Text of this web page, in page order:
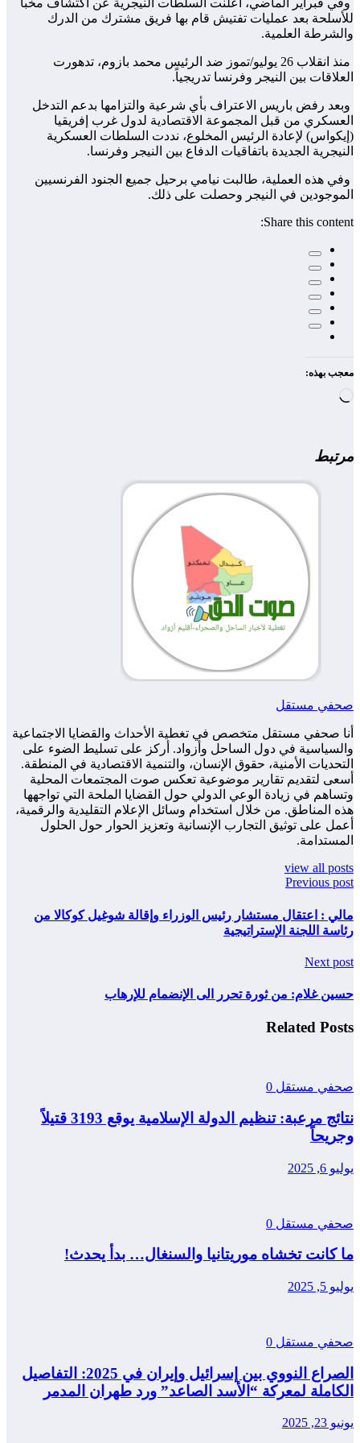
للأسلحة بعد عمليات تفتيش قام بها فريق مشترك من الدرك
والشرطة العلمية.
منذ انقلاب 26 يوليو/تموز ضد الرئيس محمد بازوم، تدهورت
العلاقات بين النيجر وفرنسا تدريجياً.
وبعد رفض باريس الاعتراف بأي شرعية والتزامها بدعم التدخل
العسكري من قبل المجموعة الاقتصادية لدول غرب إفريقيا
(إيكواس) لإعادة الرئيس المخلوع، نددت السلطات العسكرية
النيجرية الجديدة باتفاقيات الدفاع بين النيجر وفرنسا.
وفي هذه العملية، طالبت نيامي برحيل جميع الجنود الفرنسيين
الموجودين في النيجر وحصلت على ذلك.
Share this content:
معجب بهذه:
جاري
مرتبط
صحفي مستقل
أنا صحفي مستقل متخصص في تغطية الأحداث والقضايا الاجتماعية
والسياسية في دول الساحل وأزواد. أركز على تسليط الضوء على
التحديات الأمنية، حقوق الإنسان، والتنمية الاقتصادية في المنطقة.
أسعى لتقديم تقارير موضوعية تعكس صوت المجتمعات المحلية
وتساهم في زيادة الوعي الدولي حول القضايا الملحة التي تواجهها
هذه المناطق. من خلال استخدام وسائل الإعلام التقليدية والرقمية،
أعمل على توثيق التجارب الإنسانية وتعزيز الحوار حول الحلول
المستدامة.
view all posts
Previous post
مالي : اعتقال مستشار رئيس الوزراء وإقالة شوغيل كوكالا من
رئاسة اللجنة الإستراتيجية
Next post
حسين غلام: من ثورة تحرر الى الإنضمام للإرهاب
Related Posts
صحفي مستقل 0
نتائج مرعبة: تنظيم الدولة الإسلامية يوقع 3193 قتيلاً
وجريحاً
يوليو 6, 2025
صحفي مستقل 0
ما كانت تخشاه موريتانيا والسنغال… بدأ يحدث!
يوليو 5, 2025
صحفي مستقل 0
الصراع النووي بين إسرائيل وإيران في 2025: التفاصيل
الكاملة لمعركة “الأسد الصاعد” ورد طهران المدمر
يونيو 23, 2025